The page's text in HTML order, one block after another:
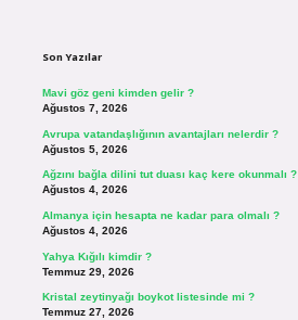
Son Yazılar
Mavi göz geni kimden gelir ?
Ağustos 7, 2026
Avrupa vatandaşlığının avantajları nelerdir ?
Ağustos 5, 2026
Ağzını bağla dilini tut duası kaç kere okunmalı ?
Ağustos 4, 2026
Almanya için hesapta ne kadar para olmalı ?
Ağustos 4, 2026
Yahya Kığılı kimdir ?
Temmuz 29, 2026
Kristal zeytinyağı boykot listesinde mi ?
Temmuz 27, 2026